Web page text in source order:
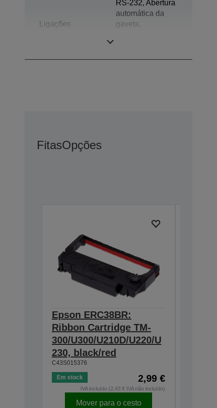
Ligações
RS-232, Abertura
automática da
gaveta,
FitasOpções
Epson ERC38BR:
Ribbon Cartridge TM-
300/U300/U210D/U220/U
230, black/red
C43S015376
Em stock 2,99 €
IVA incluído (2,43 € IVA não incluído)
Mover para o cesto